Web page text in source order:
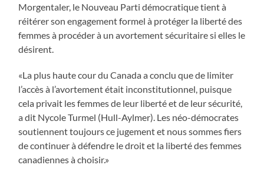
Morgentaler, le Nouveau Parti démocratique tient à
réitérer son engagement formel à protéger la liberté des
femmes à procéder à un avortement sécuritaire si elles le
désirent.
«La plus haute cour du Canada a conclu que de limiter
l’accès à l’avortement était inconstitutionnel, puisque
cela privait les femmes de leur liberté et de leur sécurité,
a dit Nycole Turmel (Hull-Aylmer). Les néo-démocrates
soutiennent toujours ce jugement et nous sommes fiers
de continuer à défendre le droit et la liberté des femmes
canadiennes à choisir.»